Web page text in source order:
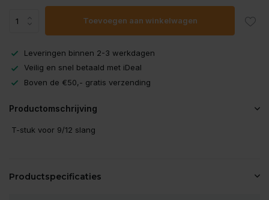
Toevoegen aan winkelwagen
Leveringen binnen 2-3 werkdagen
Veilig en snel betaald met iDeal
Boven de €50,- gratis verzending
Productomschrijving
T-stuk voor 9/12 slang
Productspecificaties